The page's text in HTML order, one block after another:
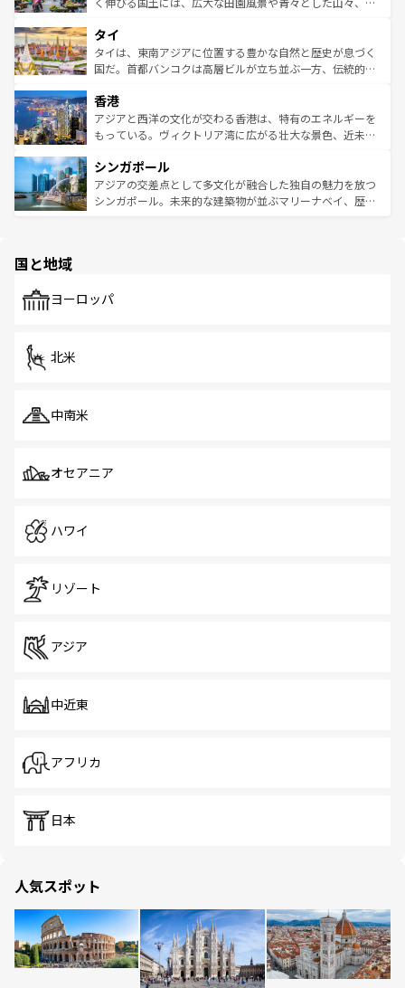
リティに包まれながら、韓国の多彩な魅力を心ゆくまで味
わってみてほしい。 なお、新着の韓国情報はコンテンツ一
覧を参照してほしい。
急速な発展と共に伝統が息づく。ハノイの古い町並みやホ
ーチミン市のフランス統治時代の建物も、独特の雰囲気を
醸し出している。また、バラエティの豊かさとおいしさで
とつ。フォーやバインミー、ベトナムコーヒーなどは、ぜ
ひ現地で味わいたい。どの地域を訪れてもあたたかい人々
が旅行者を迎えてくれるので、きっと忘れられない旅にな
参照してほしい。
タイ
タイは、東南アジアに位置する豊かな自然と歴史が息づく
国だ。首都バンコクは高層ビルが立ち並ぶ一方、伝統的な
の活気が交差している。北部ではチェンマイなどの山岳地
帯で自然と触れ合い、南部ではプーケットやクラビの美し
いビーチでリゾート気分を楽しむことができる。タイ料理
激する。気候は一年中温暖で、どの季節にも異なる楽しみ
が待っている。親しみやすいタイの人々、仏教を中心とし
た文化、そして多様な観光資源が、訪れる旅人を魅了し続
香港
アジアと西洋の文化が交わる香港は、特有のエネルギーを
もっている。ヴィクトリア湾に広がる壮大な景色、近未来
み、どこを訪れても感動するはず。観光スポットが密集し
ており、効率よく見どころを回れるのも魅力。息をのむよ
うな絶景から文化的な体験まで、香港を存分に楽しみ尽く
シンガポール
アジアの交差点として多文化が融合した独自の魅力を放つ
シンガポール。未来的な建築物が並ぶマリーナベイ、歴史
で、ホーカーズは地元の風情を楽しめる外せないスポット
国と地域
ヨーロッパ
北米
中南米
オセアニア
ハワイ
リゾート
アジア
中近東
アフリカ
日本
人気スポット